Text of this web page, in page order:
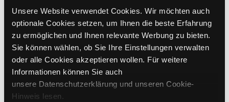
Unsere Website verwendet Cookies. Wir möchten auch
optionale Cookies setzen, um Ihnen die beste Erfahrung
zu ermöglichen und Ihnen relevante Werbung zu bieten.
Sie können wählen, ob Sie Ihre Einstellungen verwalten
oder alle Cookies akzeptieren wollen. Für weitere
Informationen können Sie auch
unsere Datenschutzerklärung und unseren Cookie-
Hinweis lesen.
IN DEN WARENKORB
DETAILS
GRÖSSENANGABEN
PFLEGEHINWEISE